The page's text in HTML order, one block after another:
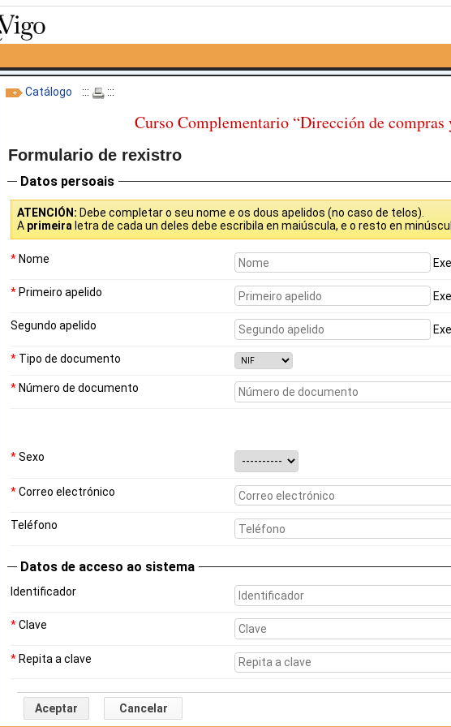
Catálogo ::: :::
Curso Complementario “Dirección de compras
Formulario de rexistro
Datos persoais
ATENCIÓN: Debe completar o seu nome e os dous apelidos (no caso de telos).
A primeira letra de cada un deles debe escribila en maiúscula, e o resto en
*Nome
*Primeiro apelido
Segundo apelido
*Tipo de documento
*Número de documento
*Sexo
*Correo electrónico
Teléfono
Datos de acceso ao sistema
Identificador
*Clave
*Repita a clave
Aceptar Cancelar